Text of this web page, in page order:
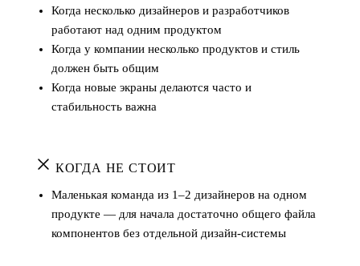
Когда несколько дизайнеров и разработчиков
работают над одним продуктом
Когда у компании несколько продуктов и стиль
должен быть общим
Когда новые экраны делаются часто и
стабильность важна
КОГДА НЕ СТОИТ
Маленькая команда из 1–2 дизайнеров на одном
продукте — для начала достаточно общего файла
компонентов без отдельной дизайн-системы